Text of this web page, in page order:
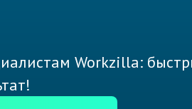
Workzilla: